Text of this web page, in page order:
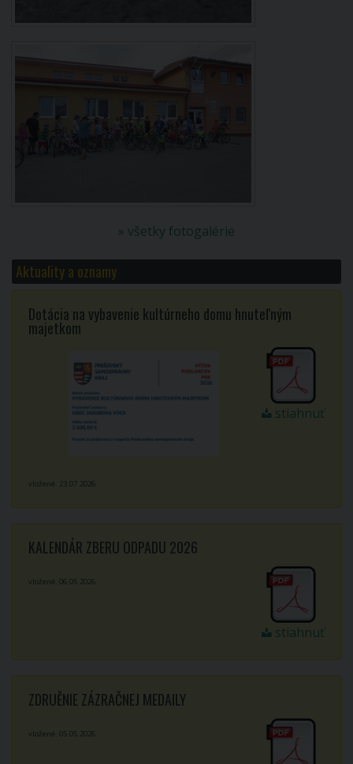
» všetky fotogalérie
Aktuality a oznamy
Dotácia na vybavenie kultúrneho domu hnuteľným
majetkom
stiahnuť
vložené: 23.07.2026
KALENDÁR ZBERU ODPADU 2026
stiahnuť
vložené: 06.05.2026
ZDRUĚNIE ZÁZRAČNEJ MEDAILY
vložené: 05.05.2026